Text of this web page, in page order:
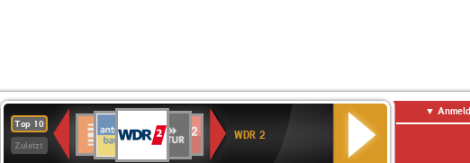
Top 10
Zuletzt
Deutschlandfunk
90er
OLDIE
4
KLASSIK
Deutschlandfunk
KulturBAYERN
2
Kultur
NDR
2
WDR 2